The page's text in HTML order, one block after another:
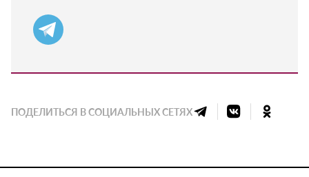
ПОДЕЛИТЬСЯ В СОЦИАЛЬНЫХ СЕТЯХ